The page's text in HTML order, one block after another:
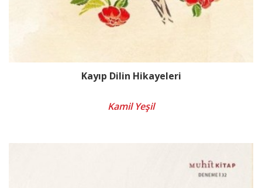
Kayıp Dilin Hikayeleri
Kamil Yeşil